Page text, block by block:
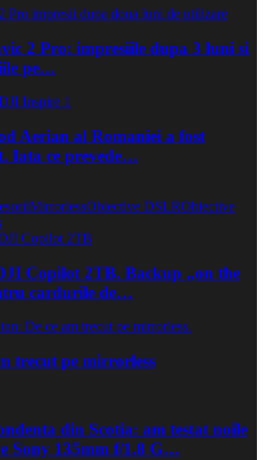
2 Pro: impresiile dupa 3 luni si
pe…
Aerian al Romaniei a fost
Iata ce prevede…
MirrorlessObiective DSLRObiective
Copilot 2TB. Backup „on the
cardurile de…
trecut pe mirrorless
din Scotia: am testat noile
Sony 135mm f/1.8 G…